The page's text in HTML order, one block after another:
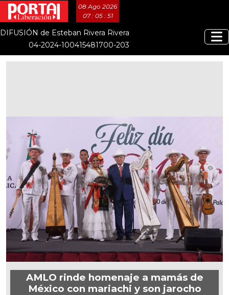
08 Ago 2026
07 : 05 : 52
DIFUSIÓN de Esteban Rivera Rivera
04-2024-100415481700-203
AMLO rinde homenaje a mamás de
México con mariachi y son jarocho